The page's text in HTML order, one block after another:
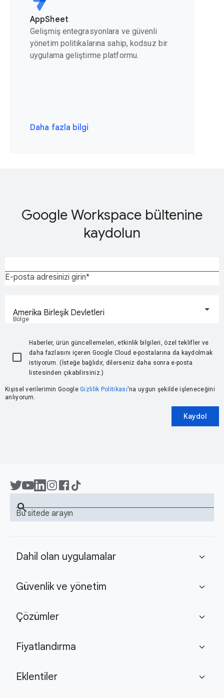
AppSheet
Gelişmiş entegrasyonlara ve güvenli
yönetim politikalarına sahip, kodsuz bir
uygulama geliştirme platformu.
Daha fazla bilgi
Google Workspace bültenine
kaydolun
E-posta adresinizi girin
Bölge
Amerika Birleşik Devletleri
Haberler, ürün güncellemeleri, etkinlik bilgileri, özel teklifler ve
daha fazlasını içeren Google Cloud e-postalarına da kaydolmak
istiyorum. (İsteğe bağlıdır, dilerseniz daha sonra e-posta
listesinden çıkabilirsiniz.)
Kişisel verilerimin GoogleGizlilik Politikası'na uygun şekilde işleneceğini
anlıyorum.
Kaydol
Bu sitede arayın
search
Dahil olan uygulamalar expand_more
Güvenlik ve yönetim expand_more
Çözümler expand_more
Fiyatlandırma expand_more
Eklentiler expand_more